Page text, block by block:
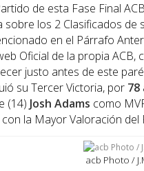
de esta Fase Final
sobre los 2 Clasificados de
en el Párrafo
Oficial de la propia
justo antes de este
su Tercer Victoria, por 78
(14) Josh Adams como
la Mayor Valoración del
acb Photo /